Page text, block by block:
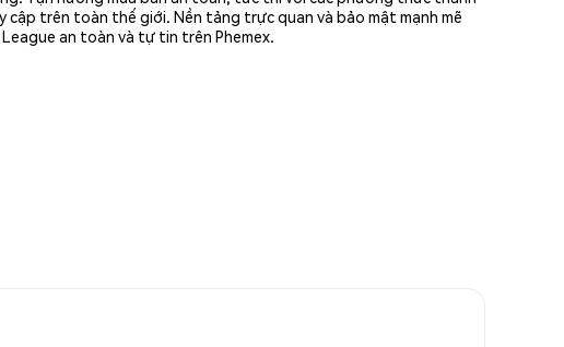
trên toàn thế giới. Nền tảng trực quan và bảo mật mạnh mẽ
an toàn và tự tin trên Phemex.